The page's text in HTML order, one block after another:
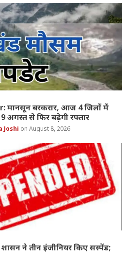
बरकरार, आज 4 जिलों में
9 अगस्त से फिर बढ़ेगी रफ्तार
Joshi August 8, 2026
शासन ने तीन इंजीनियर किए सस्पेंड;